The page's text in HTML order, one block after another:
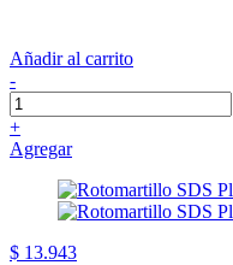
Añadir al carrito
-
+
Agregar
$ 13.943